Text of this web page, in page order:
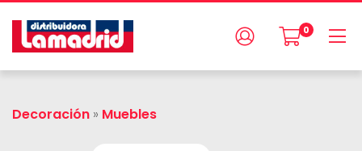
0
Decoración » Muebles